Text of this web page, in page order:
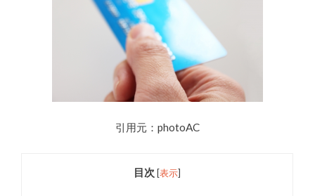
引用元：photoAC
目次 [表示]